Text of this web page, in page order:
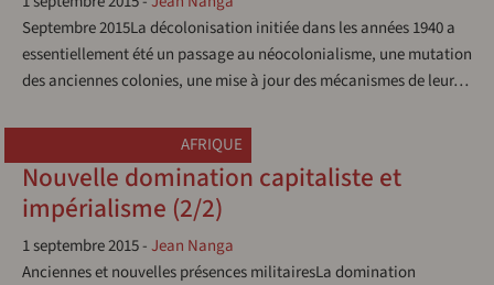
Septembre 2015La décolonisation initiée dans les années 1940 a
essentiellement été un passage au néocolonialisme, une mutation
des anciennes colonies, une mise à jour des mécanismes de leur…
AFRIQUE
Nouvelle domination capitaliste et
impérialisme (2/2)
1 septembre 2015-Jean Nanga
Anciennes et nouvelles présences militairesLa domination